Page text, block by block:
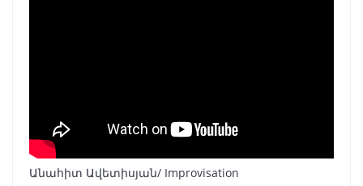
Անահիտ Ավետիսյան/ Improvisation